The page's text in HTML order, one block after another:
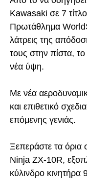
Kawasaki σε 7
Πρωτάθλημα
λάτρεις της
τους στην πίστα,
νέα ύψη.
Με νέα
και επιθετικό
επόμενης γενιάς.
Ξεπεράστε τα όρια
Ninja ZX-10R,
κύλινδρο κινητήρα